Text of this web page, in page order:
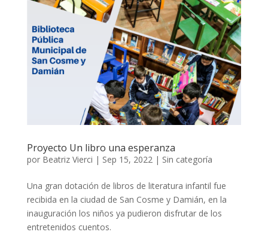
Proyecto Un libro una esperanza
por Beatriz Vierci | Sep 15, 2022| Sin categoría
Una gran dotación de libros de literatura infantil fue
recibida en la ciudad de San Cosme y Damián, en la
inauguración los niños ya pudieron disfrutar de los
entretenidos cuentos.